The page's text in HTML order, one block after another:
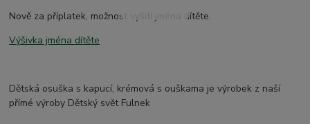
Nově za příplatek, možnost vyšití jména dítěte.
Výšivka jména dítěte
Dětská osuška s kapucí, krémová s ouškama je výrobek z naší
přímé výroby Dětský svět Fulnek